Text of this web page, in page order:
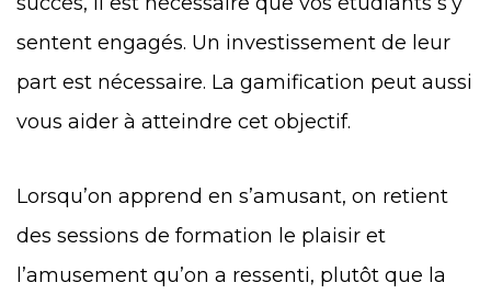
sentent engagés. Un investissement de leur
part est nécessaire. La gamification peut aussi
vous aider à atteindre cet objectif.
Lorsqu’on apprend en s’amusant, on retient
des sessions de formation le plaisir et
l’amusement qu’on a ressenti, plutôt que la